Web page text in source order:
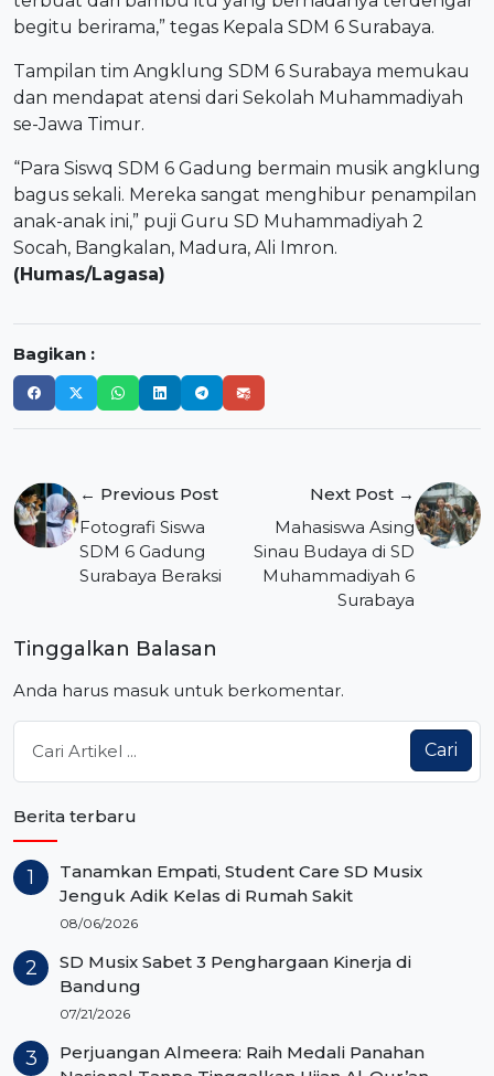
begitu berirama,” tegas Kepala SDM 6 Surabaya.
Tampilan tim Angklung SDM 6 Surabaya memukau
dan mendapat atensi dari Sekolah Muhammadiyah
se-Jawa Timur.
“Para Siswq SDM 6 Gadung bermain musik angklung
bagus sekali. Mereka sangat menghibur penampilan
anak-anak ini,” puji Guru SD Muhammadiyah 2
Socah, Bangkalan, Madura, Ali Imron.
(Humas/Lagasa)
Bagikan :
pos
← Previous Post
Fotografi Siswa
SDM 6 Gadung
Surabaya Beraksi
Next Post →
Mahasiswa Asing
Sinau Budaya di SD
Muhammadiyah 6
Surabaya
Tinggalkan Balasan
Anda harus masuk untuk berkomentar.
Cari
Berita terbaru
Tanamkan Empati, Student Care SD Musix
Jenguk Adik Kelas di Rumah Sakit
08/06/2026
SD Musix Sabet 3 Penghargaan Kinerja di
Bandung
07/21/2026
Perjuangan Almeera: Raih Medali Panahan